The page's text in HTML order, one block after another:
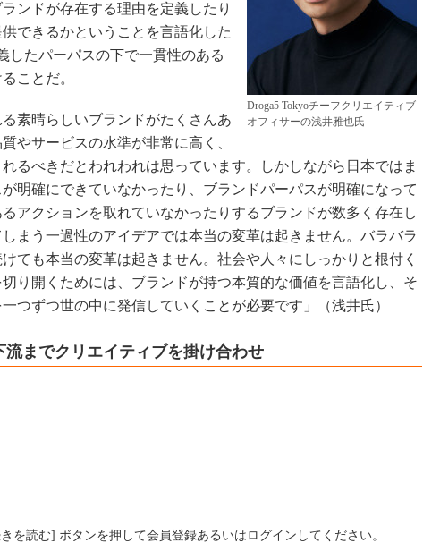
Droga5 Tokyoチーフクリエイティブ
オフィサーの浅井雅也氏
ンドが存在する理由を定義したり
できるかということを言語化した
したパーパスの下で一貫性のある
ことだ。
素晴らしいブランドがたくさんあ
やサービスの水準が非常に高く、
るべきだとわれわれは思っています。しかしながら日本ではま
明確にできていなかったり、ブランドパーパスが明確になって
アクションを取れていなかったりするブランドが数多く存在し
まう一過性のアイデアでは本当の変革は起きません。バラバラ
ても本当の変革は起きません。社会や人々にしっかりと根付く
り開くためには、ブランドが持つ本質的な価値を言語化し、そ
つずつ世の中に発信していくことが必要です」（浅井氏）
流までクリエイティブを掛け合わせ
を読む] ボタンを押して会員登録あるいはログインしてください。